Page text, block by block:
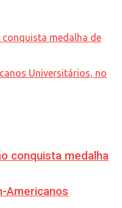
conquista medalha
Americanos